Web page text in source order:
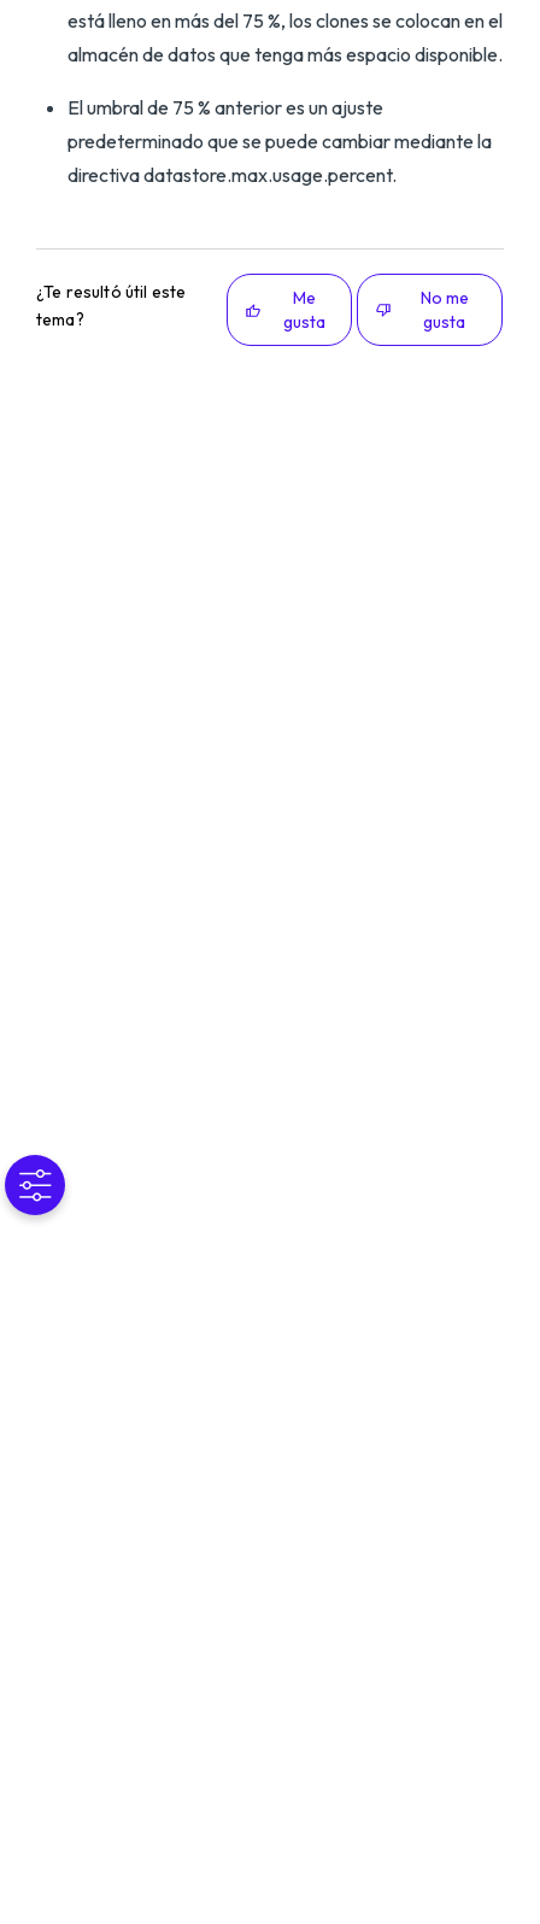
está lleno en más del 75 %, los clones se colocan en el
almacén de datos que tenga más espacio disponible.
El umbral de 75 % anterior es un ajuste
predeterminado que se puede cambiar mediante la
directiva datastore.max.usage.percent.
¿Te resultó útil este
tema?
Me
gusta
No me
gusta